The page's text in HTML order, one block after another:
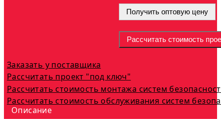
Получить оптовую цену
Рассчитать стоимость
Заказать у поставщика
Рассчитать проект "под ключ"
Рассчитать стоимость монтажа систем
Рассчитать стоимость обслуживания систем
Описание